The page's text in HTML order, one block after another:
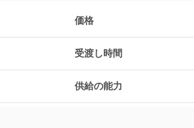
価格
受渡し時間
供給の能力